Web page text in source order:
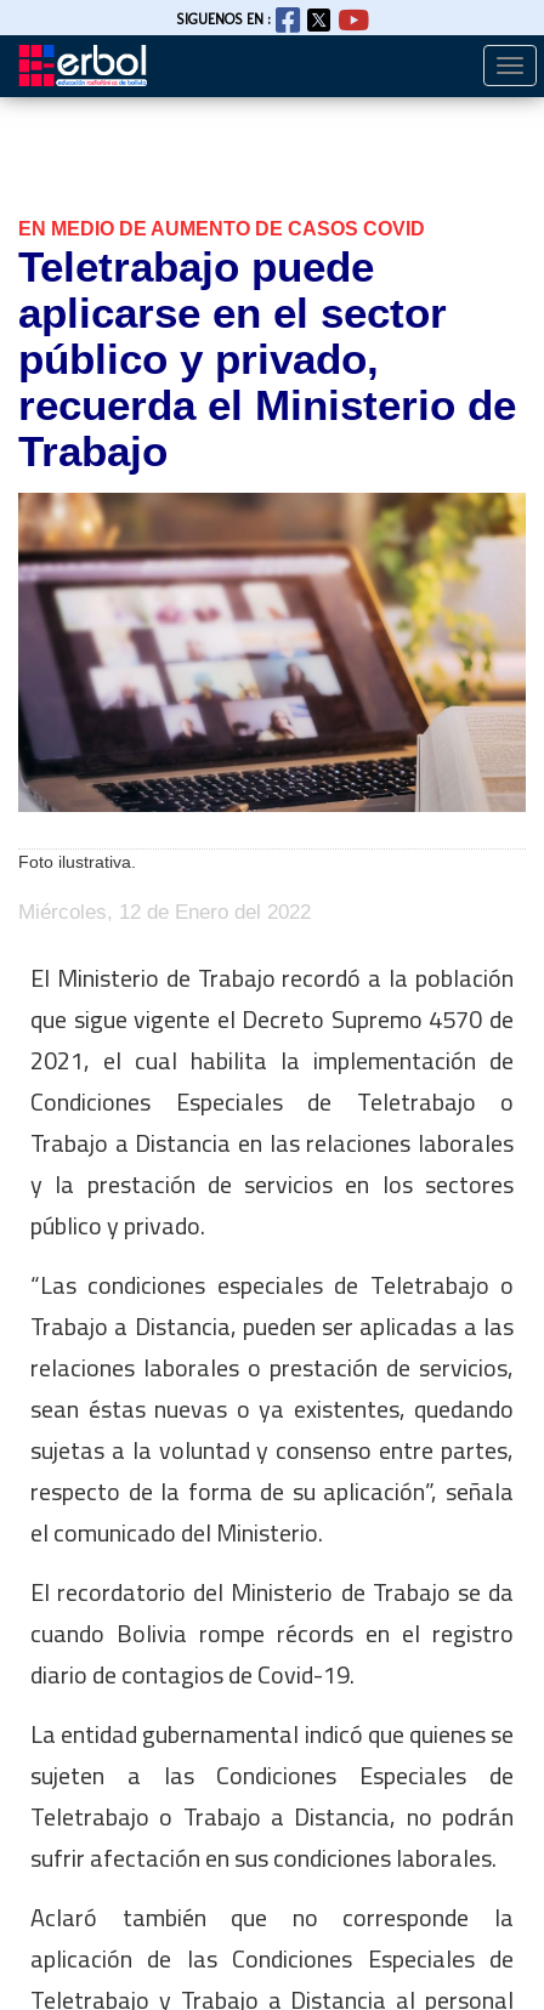
Pasar
SIGUENOS EN :
EN MEDIO DE AUMENTO DE CASOS COVID
Teletrabajo puede
aplicarse en el sector
público y privado,
recuerda el Ministerio de
Trabajo
Foto ilustrativa.
Miércoles, 12 de Enero del 2022
El Ministerio de Trabajo recordó a la población
que sigue vigente el Decreto Supremo 4570 de
2021, el cual habilita la implementación de
Condiciones Especiales de Teletrabajo o
Trabajo a Distancia en las relaciones laborales
y la prestación de servicios en los sectores
público y privado.
“Las condiciones especiales de Teletrabajo o
Trabajo a Distancia, pueden ser aplicadas a las
relaciones laborales o prestación de servicios,
sean éstas nuevas o ya existentes, quedando
sujetas a la voluntad y consenso entre partes,
respecto de la forma de su aplicación”, señala
el comunicado del Ministerio.
El recordatorio del Ministerio de Trabajo se da
cuando Bolivia rompe récords en el registro
diario de contagios de Covid-19.
La entidad gubernamental indicó que quienes se
sujeten a las Condiciones Especiales de
Teletrabajo o Trabajo a Distancia, no podrán
sufrir afectación en sus condiciones laborales.
Aclaró también que no corresponde la
aplicación de las Condiciones Especiales de
Teletrabajo y Trabajo a Distancia al personal